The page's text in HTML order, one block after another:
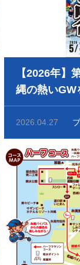
【2026年】
縄の熱いGW
2026.04.27